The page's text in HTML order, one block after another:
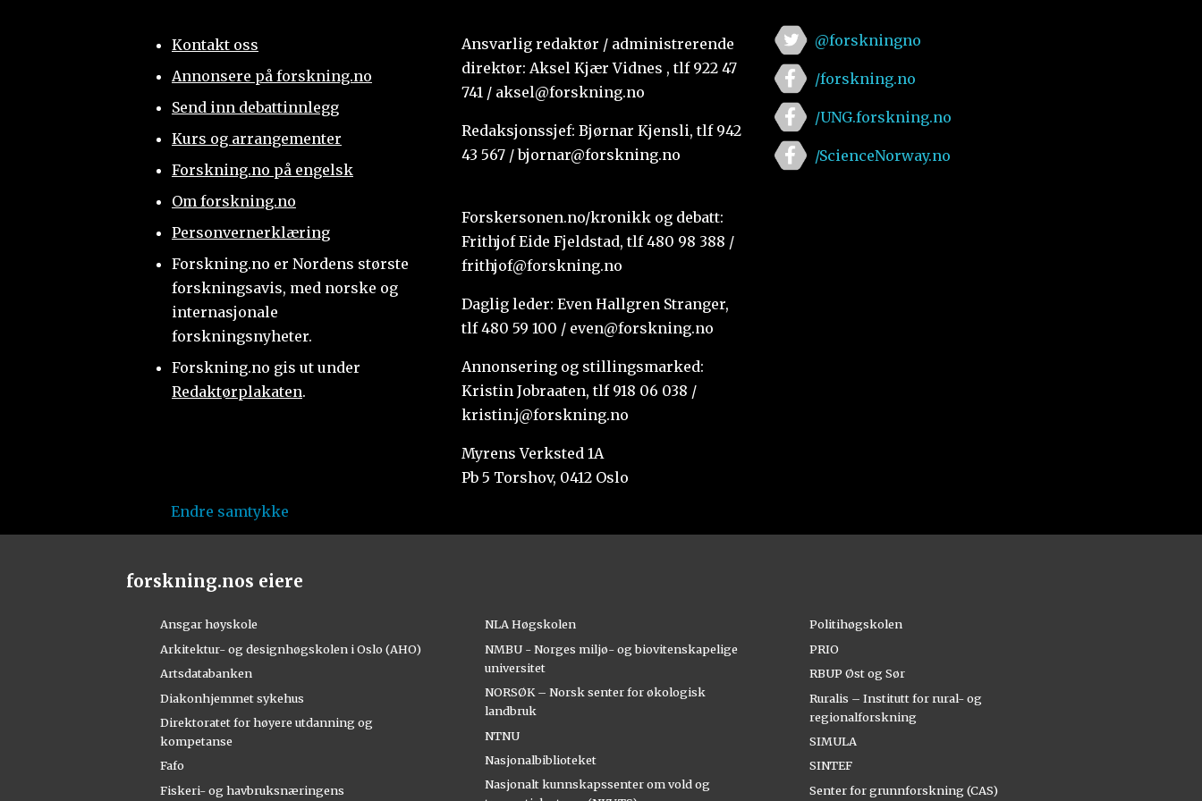
Kontakt oss
Annonsere på forskning.no
Send inn debattinnlegg
Kurs og arrangementer
Forskning.no på engelsk
Om forskning.no
Personvernerklæring
Forskning.no er Nordens største
forskningsavis, med norske og
internasjonale
forskningsnyheter.
Forskning.no gis ut under
Redaktørplakaten.
Ansvarlig redaktør / administrerende
direktør: Aksel Kjær Vidnes , tlf 922 47
741 / aksel@forskning.no
Redaksjonssjef: Bjørnar Kjensli, tlf 942
43 567 / bjornar@forskning.no
Forskersonen.no/kronikk og debatt:
Frithjof Eide Fjeldstad, tlf 480 98 388 /
frithjof@forskning.no
Daglig leder: Even Hallgren Stranger,
tlf 480 59 100 / even@forskning.no
Annonsering og stillingsmarked:
Kristin Jobraaten, tlf 918 06 038 /
kristin.j@forskning.no
Myrens Verksted 1A
Pb 5 Torshov, 0412 Oslo
@forskningno
/forskning.no
/UNG.forskning.no
/ScienceNorway.no
Endre samtykke
forskning.nos eiere
Ansgar høyskole
Arkitektur- og designhøgskolen i Oslo (AHO)
Artsdatabanken
Diakonhjemmet sykehus
Direktoratet for høyere utdanning og
kompetanse
Fafo
Fiskeri- og havbruksnæringens
NLA Høgskolen
NMBU - Norges miljø- og biovitenskapelige
universitet
NORSØK – Norsk senter for økologisk
landbruk
NTNU
Nasjonalbiblioteket
Nasjonalt kunnskapssenter om vold og
Politihøgskolen
PRIO
RBUP Øst og Sør
Ruralis – Institutt for rural- og
regionalforskning
SIMULA
SINTEF
Senter for grunnforskning (CAS)